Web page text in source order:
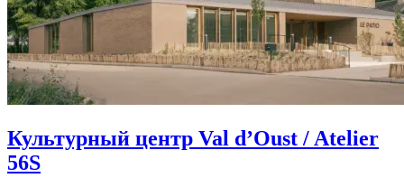
Культурный центр Val d’Oust / Atelier
56S